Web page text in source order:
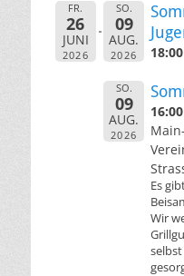
FR.
26
JUNI
2026
SO.
09
AUG.
2026
SO.
09
AUG.
2026
Es
Wir